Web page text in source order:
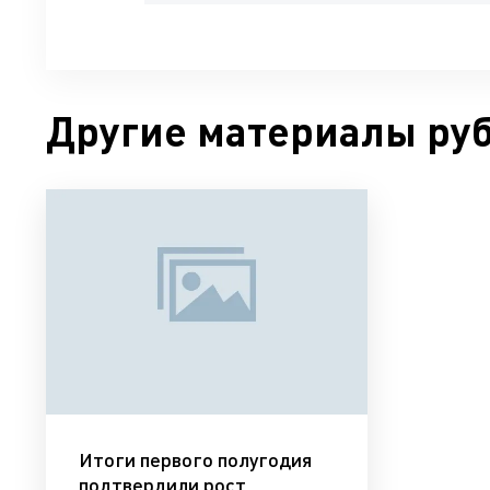
Другие материалы
Итоги первого полугодия
подтвердили рост